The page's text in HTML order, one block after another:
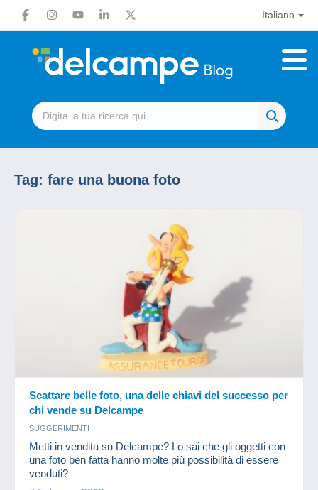
Italiano
Tag: fare una buona foto
Scattare belle foto, una delle chiavi del successo per
chi vende su Delcampe
SUGGERIMENTI
Metti in vendita su Delcampe? Lo sai che gli oggetti con
una foto ben fatta hanno molte più possibilità di essere
venduti?